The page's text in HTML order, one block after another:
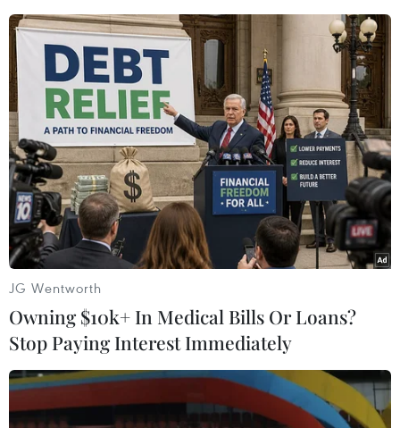
TIN LIÊN QUAN
COVID-19 - "Phép thử" với chính phủ và
giới doanh nghiệp toàn cầu
JG Wentworth
Owning $10k+ In Medical Bills Or Loans?
Stop Paying Interest Immediately